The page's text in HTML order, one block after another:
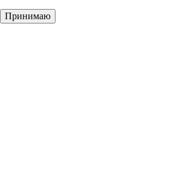
Принимаю